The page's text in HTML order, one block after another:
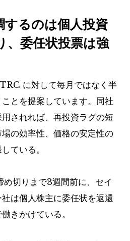
するのは個人投資
、委任状投票は強
に対して毎月ではなく半
とを提案しています。同社
されれば、再投資ラグの短
の効率性、価格の安定性の
ている。
切りまで3週間前に、セイ
は個人株主に委任状を返還
きかけている。